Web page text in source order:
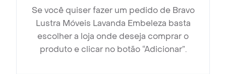
Se você quiser fazer um pedido de Bravo
Lustra Móveis Lavanda Embeleza basta
escolher a loja onde deseja comprar o
produto e clicar no botão “Adicionar”.